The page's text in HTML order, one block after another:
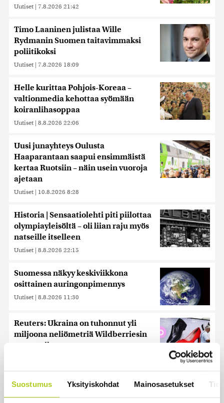
Suostumus Yksityiskohdat Mainosasetukset
Uutiset | 7.8.2026 21:42
Timo Laaninen julistaa Wille
Rydmanin Suomen taitavimmaksi
poliitikoksi
Uutiset | 7.8.2026 18:09
Helle kurittaa Pohjois-Koreaa –
valtionmedia kehottaa syömään
koiranlihasoppaa
Uutiset | 8.8.2026 22:06
Uusi junayhteys Oulusta
Haaparantaan saapui ensimmäistä
kertaa Ruotsiin – näin usein vuoroja
ajetaan
Uutiset | 10.8.2026 8:28
Historia | Sensaatiolehti piti piilottaa
olympiayleisöltä – oli liian raju myös
natseille itselleen
Uutiset | 8.8.2026 22:15
Suomessa näkyy keskiviikkona
osittainen auringonpimennys
Uutiset | 8.8.2026 11:30
Reuters: Ukraina on tuhonnut yli
miljoona neliömetriä Wildberriesin
varastotilaa